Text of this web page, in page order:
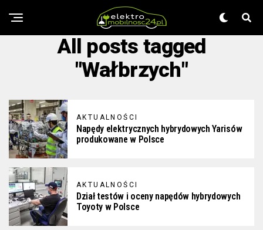
All posts tagged
"Wałbrzych"
AKTUALNOŚCI
Napędy elektrycznych hybrydowych Yarisów
produkowane w Polsce
AKTUALNOŚCI
Dział testów i oceny napędów hybrydowych
Toyoty w Polsce